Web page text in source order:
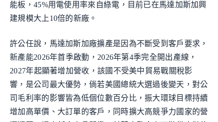
能板，45%用電使用率來自綠電，目前已在馬達加斯加興
建規模大上10倍的新廠。
許公任說，馬達加斯加廠擴產是因為不斷受到客戶要求，
新產能2026年首季啟動，2026年第4季完全開出產線，
2027年起顯著增加營收，該國不受美中貿易戰關稅影
響，是公司最大優勢，倘若美國總統大選過後變天，對公
司毛利率的影響皆為低個位數百分比，振大環球目標持續
增加高單價、大訂單的客戶，同時擴大高競爭力國家的營